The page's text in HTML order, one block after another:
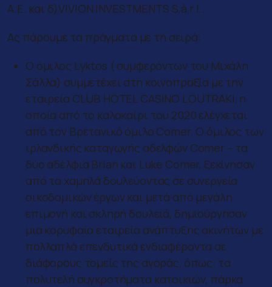
Α.Ε. και δ)VIVION INVESTMENTS S.à r.l..
Ας πάρουμε τα πράγματα με τη σειρά:
O όμιλος Lyktos ( συμφερόντων του Μιχάλη
Σάλλα) συμμετέχει στη κοινοπραξία με την
εταιρεία CLUB HOTEL CASINO LOUTRAKI, η
οποία από το καλοκαίρι του 2020 ελέγχεται
από τον Βρετανικό όμιλο Comer. Ο όμιλος των
ιρλανδικής καταγωγής αδελφών Comer – τα
δύο αδέλφια Brian και Luke Comer, ξεκίνησαν
από τα χαμηλά δουλεύοντας σε συνεργεία
οικοδομικών έργων και μετά από μεγάλη
επιμονή και σκληρή δουλειά, δημιούργησαν
μια κορυφαία εταιρεία ανάπτυξης ακινήτων με
πολλαπλά επενδυτικά ενδιαφέροντα σε
διάφορους τομείς της αγοράς, όπως: τα
πολυτελή συγκροτήματα κατοικιών, πάρκα